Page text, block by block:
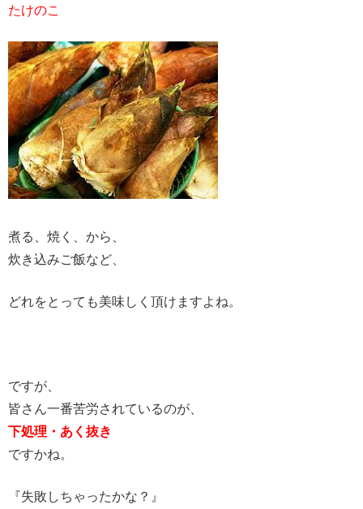
たけのこ
煮る、焼く、から、
炊き込みご飯など、
どれをとっても美味しく頂けますよね。
ですが、
皆さん一番苦労されているのが、
下処理・あく抜き
ですかね。
『失敗しちゃったかな？』